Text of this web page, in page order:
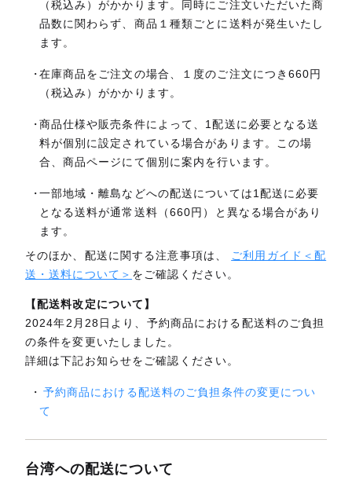
（税込み）がかかります。同時にご注文いただいた商
品数に関わらず、商品１種類ごとに送料が発生いたし
ます。
在庫商品をご注文の場合、１度のご注文につき660円
（税込み）がかかります。
商品仕様や販売条件によって、1配送に必要となる送
料が個別に設定されている場合があります。この場
合、商品ページにて個別に案内を行います。
一部地域・離島などへの配送については1配送に必要
となる送料が通常送料（660円）と異なる場合があり
ます。
そのほか、配送に関する注意事項は、
ご利用ガイド＜配
送・送料について＞ をご確認ください。
【配送料改定について】
2024年2月28日より、予約商品における配送料のご負担
の条件を変更いたしました。
詳細は下記お知らせをご確認ください。
予約商品における配送料のご負担条件の変更につい
て
台湾への配送について